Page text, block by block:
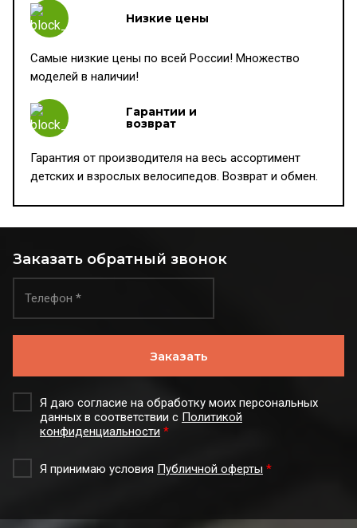
Низкие цены
Самые низкие цены по всей России! Множество
моделей в наличии!
Гарантии и
возврат
Гарантия от производителя на весь ассортимент
детских и взрослых велосипедов. Возврат и обмен.
Заказать обратный звонок
Я даю согласие на обработку моих персональных
данных в соответствии с Политикой
конфиденциальности *
Я принимаю условия Публичной оферты *
Заказать